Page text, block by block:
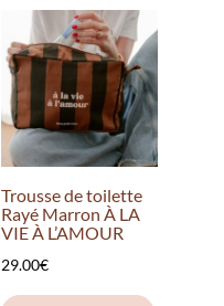
Trousse de toilette
Rayé Marron À LA
VIE À L’AMOUR
29.00€